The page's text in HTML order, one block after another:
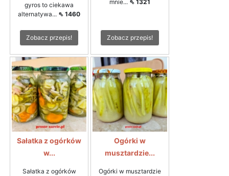
gyros to ciekawa
alternatywa... ⇖ 1460
Zobacz przepis!
mnie... ⇖ 1321
Zobacz przepis!
Sałatka z ogórków
w...
Sałatka z ogórków
Ogórki w
musztardzie...
Ogórki w musztardzie